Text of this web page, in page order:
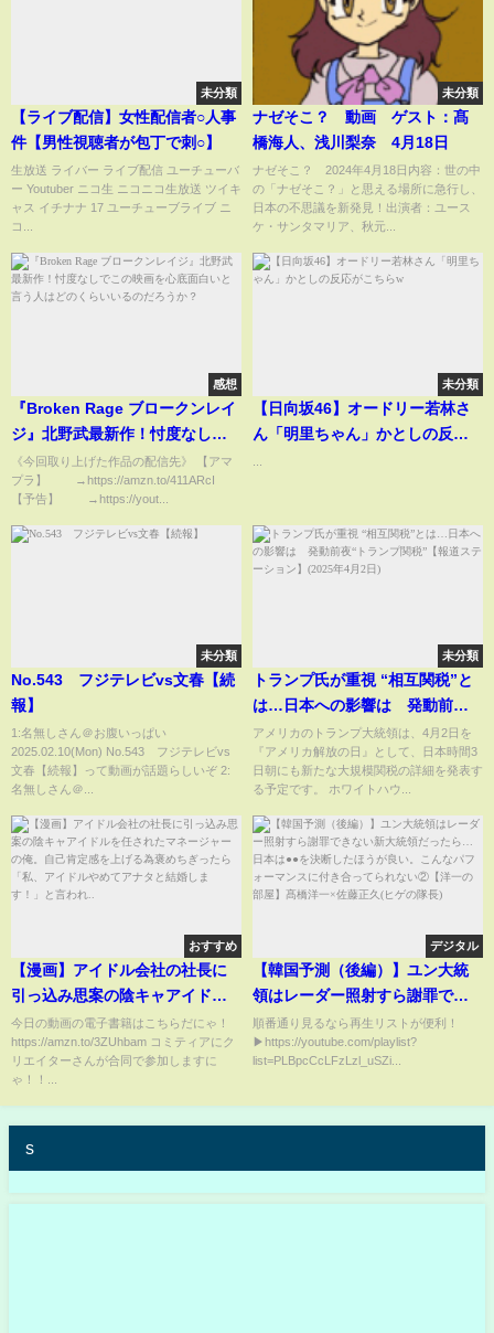
未分類
【ライブ配信】女性配信者○人事
件【男性視聴者が包丁で刺○】
生放送 ライバー ライブ配信 ユーチューバ
ー Youtuber ニコ生 ニコニコ生放送 ツイキ
ャス イチナナ 17 ユーチューブライブ ニ
コ...
未分類
ナゼそこ？ 動画 ゲスト：髙
橋海人、浅川梨奈 4月18日
ナゼそこ？ 2024年4月18日内容：世の中
の「ナゼそこ？」と思える場所に急行し、
日本の不思議を新発見！出演者：ユース
ケ・サンタマリア、秋元...
感想
『Broken Rage ブロークンレイ
ジ』北野武最新作！忖度なしで
この映画を心底面白いと言う人
はどのくらいいるのだろうか？
《今回取り上げた作品の配信先》 【アマ
プラ】 →https://amzn.to/411ARcI
【予告】 →https://yout...
未分類
【日向坂46】オードリー若林さ
ん「明里ちゃん」かとしの反応
未分類
No.543 フジテレビvs文春【続
報】
1:名無しさん＠お腹いっぱい
2025.02.10(Mon) No.543 フジテレビvs
文春【続報】って動画が話題らしいぞ 2:
名無しさん＠...
未分類
トランプ氏が重視 “相互関税”と
は…日本への影響は 発動前
夜“トランプ関税”【報道ステー
ション】(2025年4月2日)
アメリカのトランプ大統領は、4月2日を
『アメリカ解放の日』として、日本時間3
日朝にも新たな大規模関税の詳細を発表す
る予定です。 ホワイトハウ...
おすすめ
【漫画】アイドル会社の社長に
引っ込み思案の陰キャアイドル
を任されたマネージャーの俺。
自己肯定感を上げる為褒めちぎ
ったら「私、アイドルやめてア
今日の動画の電子書籍はこちらだにゃ！
https://amzn.to/3ZUhbam コミティアにク
リエイターさんが合同で参加しますに
ゃ！！...
デジタル
【韓国予測（後編）】ユン大統
領はレーダー照射すら謝罪でき
ない新大統領だったら…日本は
●●を決断したほうが良い。こん
なパフォーマンスに付き合って
洋一×佐藤正久(ヒゲの隊長)
順番通り見るなら再生リストが便利！
▶https://youtube.com/playlist?
list=PLBpcCcLFzLzl_uSZi...
s